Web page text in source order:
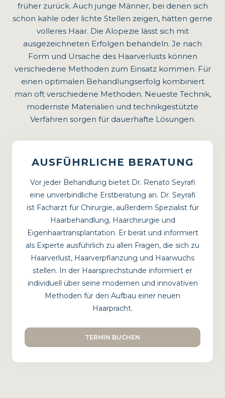
Haar-Infusion Booster
Wenn Ihr Haar an Dichte und Vitalität verliert,
herkömmlicher Optionen wie
den Haar-Infusion Booster. Dieses
avantgardistische Verfahren zieht die Kraft
konzentrierter Nährstoffe heran, um Ihre
Haarwurzeln...
Blut-Stammzellentherapie
früher zurück. Auch junge Männer, bei denen sich
schon kahle oder lichte Stellen zeigen, hätten gerne
volleres Haar. Die Alopezie lässt sich mit
ausgezeichneten Erfolgen behandeln. Je nach
Form und Ursache des Haarverlusts können
verschiedene Methoden zum Einsatz kommen. Für
einen optimalen Behandlungserfolg kombiniert
man oft verschiedene Methoden. Neueste Technik,
modernste Materialien und technikgestützte
Verfahren sorgen für dauerhafte Lösungen.
AUSFÜHRLICHE BERATUNG
Vor jeder Behandlung bietet Dr. Renato Seyrafi
eine unverbindliche Erstberatung an. Dr. Seyrafi
ist Facharzt für Chirurgie, außerdem Spezialist für
Haarbehandlung, Haarchirurgie und
Eigenhaartransplantation. Er berät und informiert
als Experte ausführlich zu allen Fragen, die sich zu
Haarverlust, Haarverpflanzung und Haarwuchs
stellen. In der Haarsprechstunde informiert er
individuell über seine modernen und innovativen
Methoden für den Aufbau einer neuen
Haarpracht.
TERMIN BUCHEN